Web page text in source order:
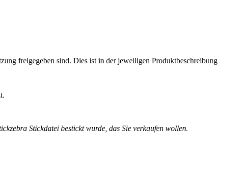
freigegeben sind. Dies ist in der jeweiligen Produktbeschreibung
Stickdatei bestickt wurde, das Sie verkaufen wollen.